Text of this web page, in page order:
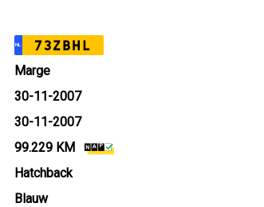
NL 73ZBHL
Marge
30-11-2007
30-11-2007
99.229 KM
Hatchback
Blauw